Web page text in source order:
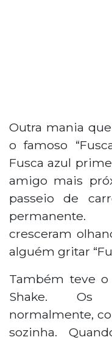
Outra mania
o famoso
Fusca azul
amigo mais
passeio de
permanente.
cresceram
alguém gritar
Também teve
Shake. Os
normalmente,
sozinha.